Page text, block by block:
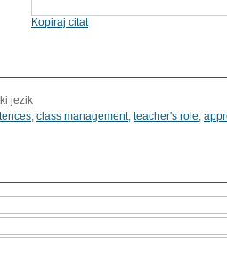
Kopiraj citat
jezik
, class management, teacher's role,